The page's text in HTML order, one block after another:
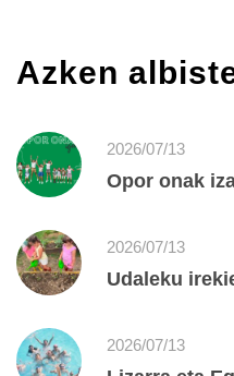
Azken
2026/07/13
Opor onak
2026/07/13
Udaleku
2026/07/13